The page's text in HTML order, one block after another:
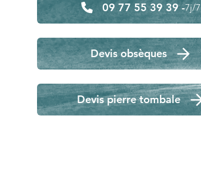
09 77 55 39 39 -7j/7
Devis obsèques
Devis pierre tombale